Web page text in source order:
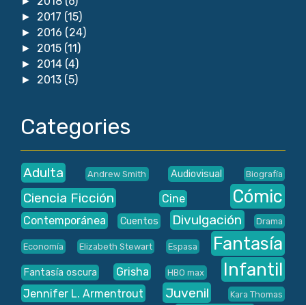
► 2017 (15)
► 2016 (24)
► 2015 (11)
► 2014 (4)
► 2013 (5)
Categories
Adulta Andrew Smith Audiovisual Biografía
Ciencia Ficción Cine Cómic
Contemporánea Cuentos Divulgación Drama
Economía Elizabeth Stewart Espasa Fantasía
Fantasía oscura Grisha HBO max Infantil
Jennifer L. Armentrout Juvenil
Kara Thomas